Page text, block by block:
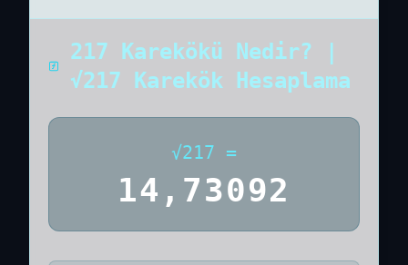
217 Karekökü Nedir? |
√217 Karekök Hesaplama
√217 =
14,73092